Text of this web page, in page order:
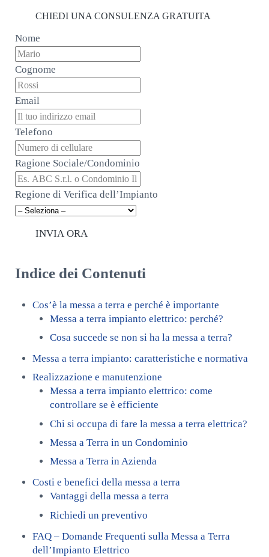
CHIEDI UNA CONSULENZA GRATUITA
Nome
Cognome
Email
Telefono
Ragione Sociale/Condominio
Regione di Verifica dell’Impianto
INVIA ORA
Indice dei Contenuti
Cos’è la messa a terra e perché è importante
Messa a terra impianto elettrico: perché?
Cosa succede se non si ha la messa a terra?
Messa a terra impianto: caratteristiche e normativa
Realizzazione e manutenzione
Messa a terra impianto elettrico: come
controllare se è efficiente
Chi si occupa di fare la messa a terra elettrica?
Messa a Terra in un Condominio
Messa a Terra in Azienda
Costi e benefici della messa a terra
Vantaggi della messa a terra
Richiedi un preventivo
FAQ – Domande Frequenti sulla Messa a Terra
dell’Impianto Elettrico